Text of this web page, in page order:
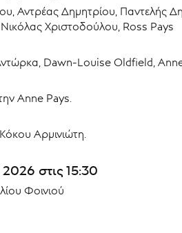
Αντρέας Δημητρίου,
Χριστοδούλου, Ross Pays
Dawn-Louise Oldfield,
Anne Pays.
Αρμινιώτη.
στις 15:30
Φοινιού